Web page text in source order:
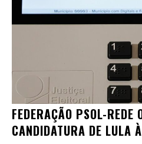
FEDERAÇÃO PSOL-
CANDIDATURA DE LULA